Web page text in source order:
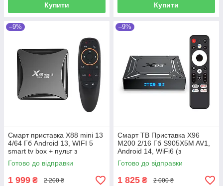
Купити Купити
–9%
Смарт приставка X88 mini 13
4/64 Гб Android 13, WIFI 5
smart tv box + пульт з
мікрофоном та гіроскопом
Готово до відправки
1 999 ₴ 2 200 ₴
–9%
Смарт ТВ Приставка X96
M200 2/16 Гб S905X5M AV1,
Android 14, WiFi6 (з
налаштуваннями)
Готово до відправки
1 825 ₴ 2 000 ₴